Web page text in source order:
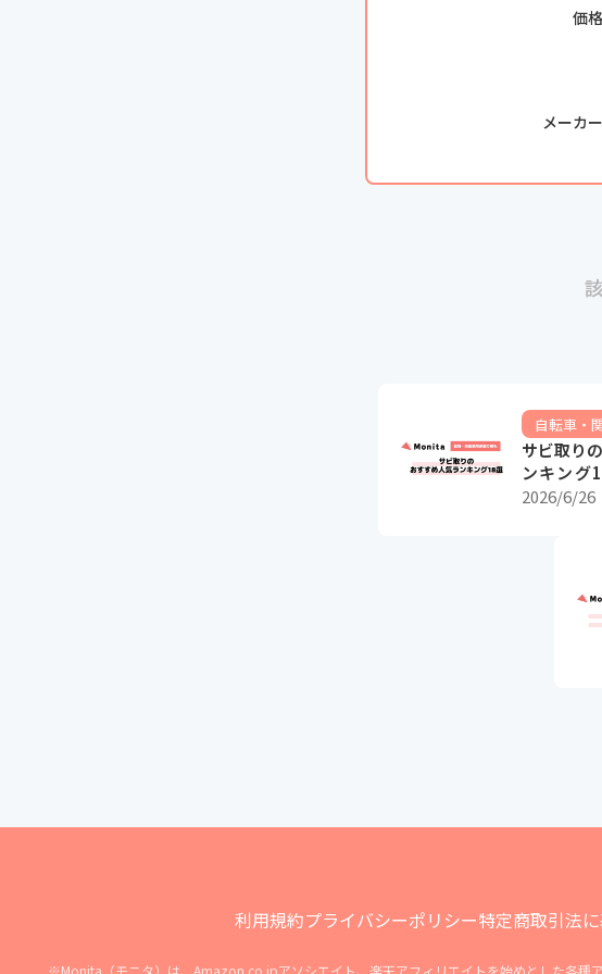
価格
メーカー
自転車・
サビ取り
ンキング
転車用錆
2026/6/26
利用規約プライバシーポリシー特定商取引法